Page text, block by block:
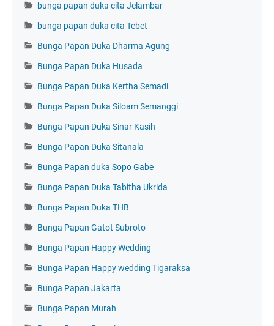
bunga papan duka cita Jelambar
bunga papan duka cita Tebet
Bunga Papan Duka Dharma Agung
Bunga Papan Duka Husada
Bunga Papan Duka Kertha Semadi
Bunga Papan Duka Siloam Semanggi
Bunga Papan Duka Sinar Kasih
Bunga Papan Duka Sitanala
Bunga Papan duka Sopo Gabe
Bunga Papan Duka Tabitha Ukrida
Bunga Papan Duka THB
Bunga Papan Gatot Subroto
Bunga Papan Happy Wedding
Bunga Papan Happy wedding Tigaraksa
Bunga Papan Jakarta
Bunga Papan Murah